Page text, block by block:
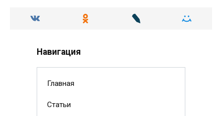
Навигация
Главная
Статьи